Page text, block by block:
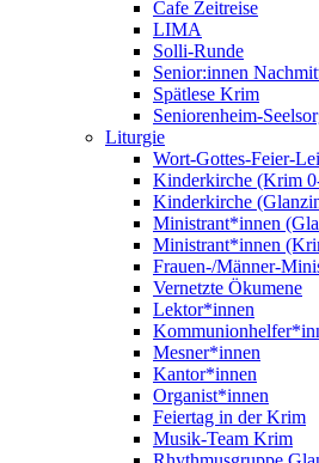
Cafe Zeitreise
LIMA
Solli-Runde
Senior:innen
Spätlese Krim
Seniorenheim-
Liturgie
Wort-Gottes-Feier-
Kinderkirche (Krim
Kinderkirche
Ministrant*innen
Ministrant*innen
Frauen-/Männer-
Vernetzte Ökumene
Lektor*innen
Mesner*innen
Kantor*innen
Organist*innen
Feiertag in der Krim
Musik-Team Krim